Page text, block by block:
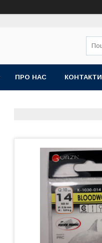
ПРО НАС КОНТАКТИ